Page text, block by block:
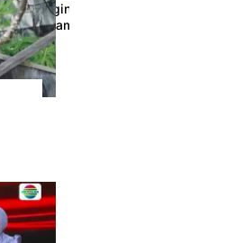
Ungu Ingin Kiesha Alvaro Lulus
Kuliah Sampai Mesir
2026